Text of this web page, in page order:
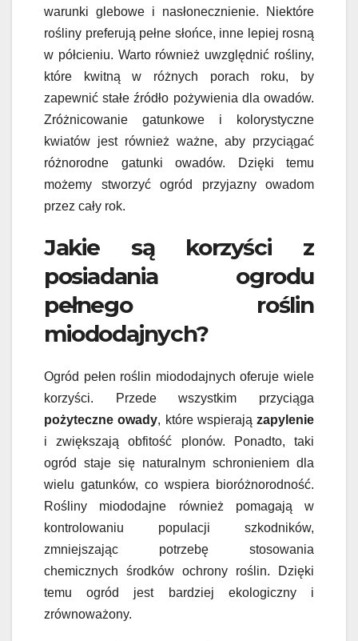
warunki glebowe i nasłonecznienie. Niektóre
rośliny preferują pełne słońce, inne lepiej rosną
w półcieniu. Warto również uwzględnić rośliny,
które kwitną w różnych porach roku, by
zapewnić stałe źródło pożywienia dla owadów.
Zróżnicowanie gatunkowe i kolorystyczne
kwiatów jest również ważne, aby przyciągać
różnorodne gatunki owadów. Dzięki temu
możemy stworzyć ogród przyjazny owadom
przez cały rok.
Jakie są korzyści z
posiadania ogrodu
pełnego roślin
miododajnych?
Ogród pełen roślin miododajnych oferuje wiele
korzyści. Przede wszystkim przyciąga
pożyteczne owady, które wspierają zapylenie
i zwiększają obfitość plonów. Ponadto, taki
ogród staje się naturalnym schronieniem dla
wielu gatunków, co wspiera bioróżnorodność.
Rośliny miododajne również pomagają w
kontrolowaniu populacji szkodników,
zmniejszając potrzebę stosowania
chemicznych środków ochrony roślin. Dzięki
temu ogród jest bardziej ekologiczny i
zrównoważony.